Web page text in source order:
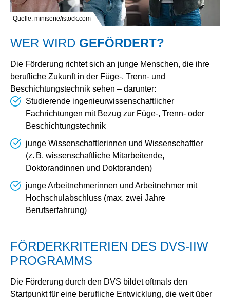
Quelle: miniserie/istock.com
WER WIRD GEFÖRDERT?
Die Förderung richtet sich an junge Menschen, die ihre
berufliche Zukunft in der Füge-, Trenn- und
Beschichtungstechnik sehen – darunter:
Studierende ingenieurwissenschaftlicher
Fachrichtungen mit Bezug zur Füge-, Trenn- oder
Beschichtungstechnik
junge Wissenschaftlerinnen und Wissenschaftler
(z. B. wissenschaftliche Mitarbeitende,
Doktorandinnen und Doktoranden)
junge Arbeitnehmerinnen und Arbeitnehmer mit
Hochschulabschluss (max. zwei Jahre
Berufserfahrung)
FÖRDERKRITERIEN DES DVS‑IIW
PROGRAMMS
Die Förderung durch den DVS bildet oftmals den
Startpunkt für eine berufliche Entwicklung, die weit über